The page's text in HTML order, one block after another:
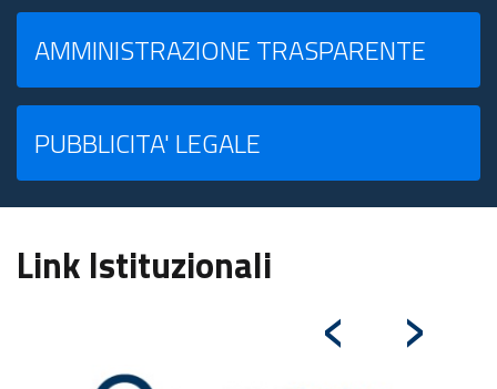
AMMINISTRAZIONE TRASPARENTE
PUBBLICITA' LEGALE
Link Istituzionali ‹ ›